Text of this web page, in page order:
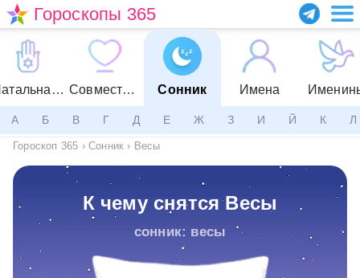
Гороскопы 365
Натальная карта Совместимость Сонник Имена
А Б В Г Д Е Ж З И Й К Л
Гороскоп 365 › Сонник › Весы
К чему снятся Весы
сонник: весы